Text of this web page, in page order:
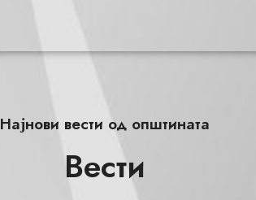
Најнови вести од општината
Вести